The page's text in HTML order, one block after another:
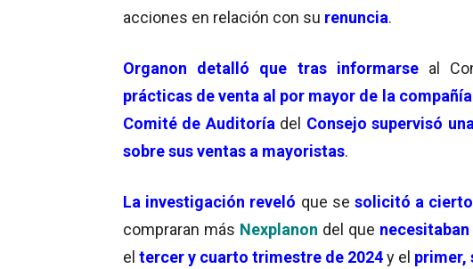
acciones en relación con su renuncia.
Organon detalló que tras informarse al
prácticas de venta al por mayor de la compañía
Comité de Auditoría del Consejo supervisó
sobre sus ventas a mayoristas.
La investigación reveló que se solicitó a
compraran más Nexplanon del que necesitaban
el tercer y cuarto trimestre de 2024y el primer,